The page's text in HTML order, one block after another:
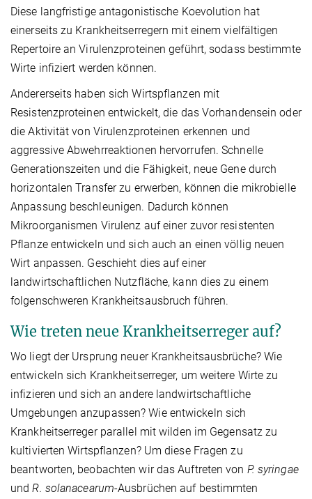
Diese langfristige antagonistische Koevolution hat
einerseits zu Krankheitserregern mit einem vielfältigen
Repertoire an Virulenzproteinen geführt, sodass bestimmte
Wirte infiziert werden können.
Andererseits haben sich Wirtspflanzen mit
Resistenzproteinen entwickelt, die das Vorhandensein oder
die Aktivität von Virulenzproteinen erkennen und
aggressive Abwehrreaktionen hervorrufen. Schnelle
Generationszeiten und die Fähigkeit, neue Gene durch
horizontalen Transfer zu erwerben, können die mikrobielle
Anpassung beschleunigen. Dadurch können
Mikroorganismen Virulenz auf einer zuvor resistenten
Pflanze entwickeln und sich auch an einen völlig neuen
Wirt anpassen. Geschieht dies auf einer
landwirtschaftlichen Nutzfläche, kann dies zu einem
folgenschweren Krankheitsausbruch führen.
Wie treten neue Krankheitserreger auf?
Wo liegt der Ursprung neuer Krankheitsausbrüche? Wie
entwickeln sich Krankheitserreger, um weitere Wirte zu
infizieren und sich an andere landwirtschaftliche
Umgebungen anzupassen? Wie entwickeln sich
Krankheitserreger parallel mit wilden im Gegensatz zu
kultivierten Wirtspflanzen? Um diese Fragen zu
beantworten, beobachten wir das Auftreten von P. syringae
undR. solanacearum-Ausbrüchen auf bestimmten